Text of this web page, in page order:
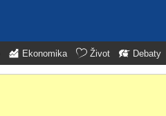
Ekonomika Život Debaty